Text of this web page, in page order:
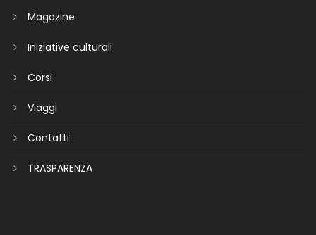
Magazine
Iniziative culturali
Corsi
Viaggi
Contatti
TRASPARENZA